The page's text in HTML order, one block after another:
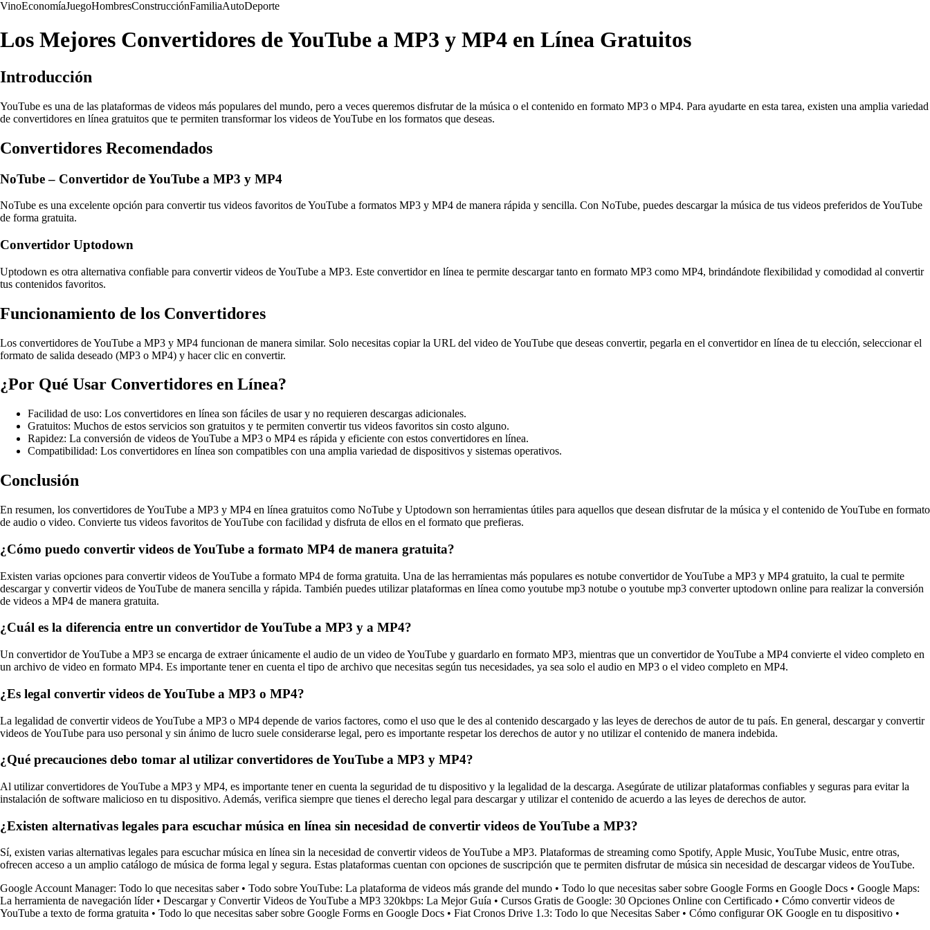
VinoEconomíaJuegoHombresConstrucciónFamiliaAutoDeporte
Los Mejores Convertidores de YouTube a MP3 y MP4 en Línea Gratuitos
Introducción
YouTube es una de las plataformas de videos más populares del mundo, pero a veces queremos disfrutar de la música o el contenido en formato MP3 o MP4. Para ayudarte en esta tarea, existen una amplia variedad
de convertidores en línea gratuitos que te permiten transformar los videos de YouTube en los formatos que deseas.
Convertidores Recomendados
NoTube – Convertidor de YouTube a MP3 y MP4
NoTube es una excelente opción para convertir tus videos favoritos de YouTube a formatos MP3 y MP4 de manera rápida y sencilla. Con NoTube, puedes descargar la música de tus videos preferidos de YouTube
de forma gratuita.
Convertidor Uptodown
Uptodown es otra alternativa confiable para convertir videos de YouTube a MP3. Este convertidor en línea te permite descargar tanto en formato MP3 como MP4, brindándote flexibilidad y comodidad al convertir
tus contenidos favoritos.
Funcionamiento de los Convertidores
Los convertidores de YouTube a MP3 y MP4 funcionan de manera similar. Solo necesitas copiar la URL del video de YouTube que deseas convertir, pegarla en el convertidor en línea de tu elección, seleccionar el
formato de salida deseado (MP3 o MP4) y hacer clic en convertir.
¿Por Qué Usar Convertidores en Línea?
Facilidad de uso: Los convertidores en línea son fáciles de usar y no requieren descargas adicionales.
Gratuitos: Muchos de estos servicios son gratuitos y te permiten convertir tus videos favoritos sin costo alguno.
Rapidez: La conversión de videos de YouTube a MP3 o MP4 es rápida y eficiente con estos convertidores en línea.
Compatibilidad: Los convertidores en línea son compatibles con una amplia variedad de dispositivos y sistemas operativos.
Conclusión
En resumen, los convertidores de YouTube a MP3 y MP4 en línea gratuitos como NoTube y Uptodown son herramientas útiles para aquellos que desean disfrutar de la música y el contenido de YouTube en formato
de audio o video. Convierte tus videos favoritos de YouTube con facilidad y disfruta de ellos en el formato que prefieras.
¿Cómo puedo convertir videos de YouTube a formato MP4 de manera gratuita?
Existen varias opciones para convertir videos de YouTube a formato MP4 de forma gratuita. Una de las herramientas más populares es notube convertidor de YouTube a MP3 y MP4 gratuito, la cual te permite
descargar y convertir videos de YouTube de manera sencilla y rápida. También puedes utilizar plataformas en línea como youtube mp3 notube o youtube mp3 converter uptodown online para realizar la conversión
de videos a MP4 de manera gratuita.
¿Cuál es la diferencia entre un convertidor de YouTube a MP3 y a MP4?
Un convertidor de YouTube a MP3 se encarga de extraer únicamente el audio de un video de YouTube y guardarlo en formato MP3, mientras que un convertidor de YouTube a MP4 convierte el video completo en
un archivo de video en formato MP4. Es importante tener en cuenta el tipo de archivo que necesitas según tus necesidades, ya sea solo el audio en MP3 o el video completo en MP4.
¿Es legal convertir videos de YouTube a MP3 o MP4?
La legalidad de convertir videos de YouTube a MP3 o MP4 depende de varios factores, como el uso que le des al contenido descargado y las leyes de derechos de autor de tu país. En general, descargar y convertir
videos de YouTube para uso personal y sin ánimo de lucro suele considerarse legal, pero es importante respetar los derechos de autor y no utilizar el contenido de manera indebida.
¿Qué precauciones debo tomar al utilizar convertidores de YouTube a MP3 y MP4?
Al utilizar convertidores de YouTube a MP3 y MP4, es importante tener en cuenta la seguridad de tu dispositivo y la legalidad de la descarga. Asegúrate de utilizar plataformas confiables y seguras para evitar la
instalación de software malicioso en tu dispositivo. Además, verifica siempre que tienes el derecho legal para descargar y utilizar el contenido de acuerdo a las leyes de derechos de autor.
¿Existen alternativas legales para escuchar música en línea sin necesidad de convertir videos de YouTube a MP3?
Sí, existen varias alternativas legales para escuchar música en línea sin la necesidad de convertir videos de YouTube a MP3. Plataformas de streaming como Spotify, Apple Music, YouTube Music, entre otras,
ofrecen acceso a un amplio catálogo de música de forma legal y segura. Estas plataformas cuentan con opciones de suscripción que te permiten disfrutar de música sin necesidad de descargar videos de YouTube.
Google Account Manager: Todo lo que necesitas saber• Todo sobre YouTube: La plataforma de videos más grande del mundo • Todo lo que necesitas saber sobre Google Forms en Google Docs • Google Maps:
La herramienta de navegación líder• Descargar y Convertir Videos de YouTube a MP3 320kbps: La Mejor Guía • Cursos Gratis de Google: 30 Opciones Online con Certificado • Cómo convertir videos de
YouTube a texto de forma gratuita • Todo lo que necesitas saber sobre Google Forms en Google Docs • Fiat Cronos Drive 1.3: Todo lo que Necesitas Saber• Cómo configurar OK Google en tu dispositivo •